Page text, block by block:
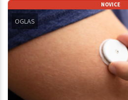
NOVICE
OGLAS